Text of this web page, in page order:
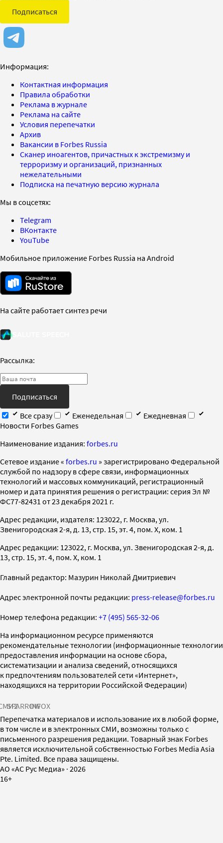
Подписаться
Информация:
Контактная информация
Правила обработки
Реклама в журнале
Реклама на сайте
Условия перепечатки
Архив
Вакансии в Forbes Russia
Сканер иноагентов, причастных к экстремизму и
терроризму и организаций, признанных
нежелательными
Подписка на печатную версию журнала
Мы в соцсетях:
Telegram
ВКонтакте
YouTube
Мобильное приложение Forbes Russia на Android
На сайте работает синтез речи
Рассылка:
Подписаться
Все сразу
Еженедельная
Ежедневная
Новости Forbes Games
Наименование издания: forbes.ru
Cетевое издание « forbes.ru » зарегистрировано Федеральной
службой по надзору в сфере связи, информационных
технологий и массовых коммуникаций, регистрационный
номер и дата принятия решения о регистрации: серия Эл №
ФС77-82431 от 23 декабря 2021 г.
Адрес редакции, издателя: 123022, г. Москва, ул.
Звенигородская 2-я, д. 13, стр. 15, эт. 4, пом. X, ком. 1
Адрес редакции: 123022, г. Москва, ул. Звенигородская 2-я, д.
13, стр. 15, эт. 4, пом. X, ком. 1
Главный редактор: Мазурин Николай Дмитриевич
Адрес электронной почты редакции: press-release@forbes.ru
Номер телефона редакции: +7 (495) 565-32-06
На информационном ресурсе применяются
рекомендательные технологии (информационные технологии
предоставления информации на основе сбора,
систематизации и анализа сведений, относящихся
к предпочтениям пользователей сети «Интернет»,
находящихся на территории Российской Федерации)
SPARROWINFOX
Перепечатка материалов и использование их в любой форме,
в том числе и в электронных СМИ, возможны только с
письменного разрешения редакции. Товарный знак Forbes
является исключительной собственностью Forbes Media Asia
Pte. Limited. Все права защищены.
AO «АС Рус Медиа» · 2026
16+